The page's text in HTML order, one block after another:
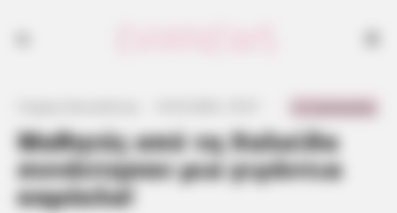
Μαθητές από τη Χαλκίδα
συνάντησαν μια γιγάντια
καρέκλα!